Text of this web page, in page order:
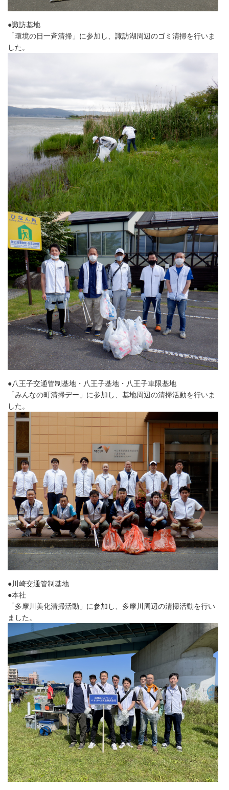
●諏訪基地
「環境の日一斉清掃」に参加し、諏訪湖周辺のゴミ清掃を行いま
した。
●八王子交通管制基地・八王子基地・八王子車限基地
「みんなの町清掃デー」に参加し、基地周辺の清掃活動を行いま
した。
●川崎交通管制基地
●本社
「多摩川美化清掃活動」に参加し、多摩川周辺の清掃活動を行い
ました。